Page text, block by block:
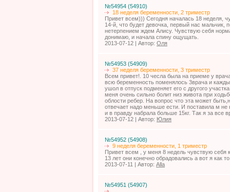
№54954 (54910)
18 неделя беременности, 2 триместр
Привет всем))) Сегодня началась 18 неделя,
14-й, что будет девочка, первый нас
нетерпением ждем Алису. Чувствую себя
донимаю, и начала спину ощущать.
2013-07-12 | Автор: Оля
№54953 (54909)
37 неделя беременности, 3 триместр
Всем привет!. 10 чесла была на приеме у
всю беременность поменялось 3врача и
ушол в отпуск подменяет его с другого
меня очень сильно болит низ живота при
облости ребер. На вопрос что эта может
отвечает надо меньше ести. И поставила м
и в правду набрала больше 15кг. Так я за все
2013-07-12 | Автор: Юлия
№54952 (54908)
9 неделя беременности, 1 триместр
Привет всем , у меня 8 недель чувствую себя
13 лет они конечно обрадовались а вот я как
2013-07-11 | Автор: Alla
№54951 (54907)